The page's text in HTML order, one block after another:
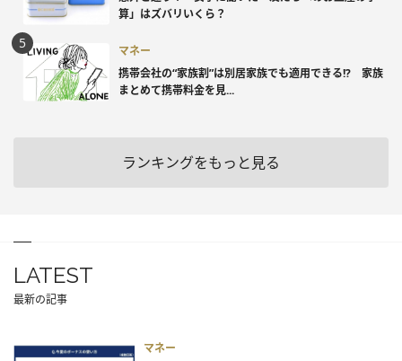
算」はズバリいくら？
マネー
携帯会社の“家族割”は別居家族でも適用できる!? 家族
まとめて携帯料金を見...
ランキングをもっと見る
LATEST
最新の記事
マネー